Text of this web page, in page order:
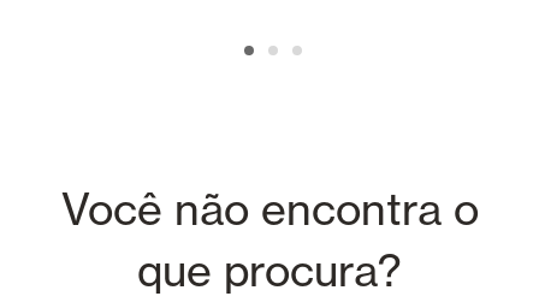
Você não encontra o
que procura?